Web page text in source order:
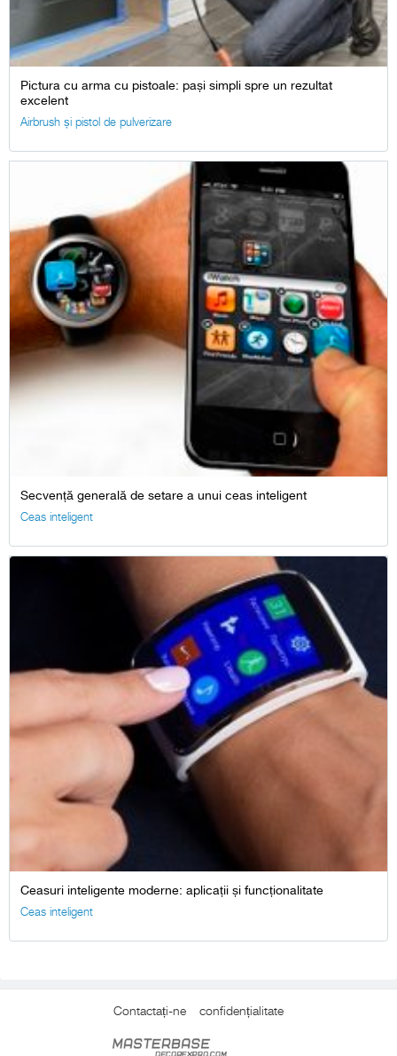
Pictura cu arma cu pistoale: pași simpli spre un rezultat
excelent
Airbrush și pistol de pulverizare
Secvență generală de setare a unui ceas inteligent
Ceas inteligent
Ceasuri inteligente moderne: aplicații și funcționalitate
Ceas inteligent
Contactați-ne confidențialitate